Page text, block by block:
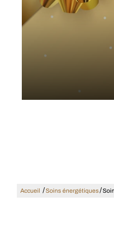
Accueil /Soins énergétiques/